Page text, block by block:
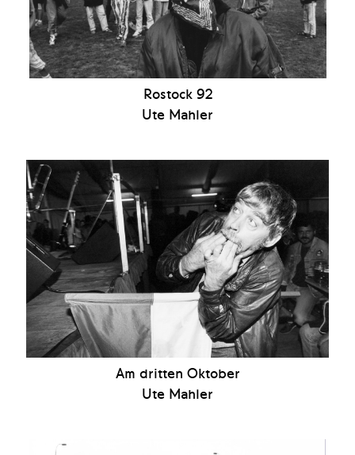
Rostock 92
Ute Mahler
Am dritten Oktober
Ute Mahler